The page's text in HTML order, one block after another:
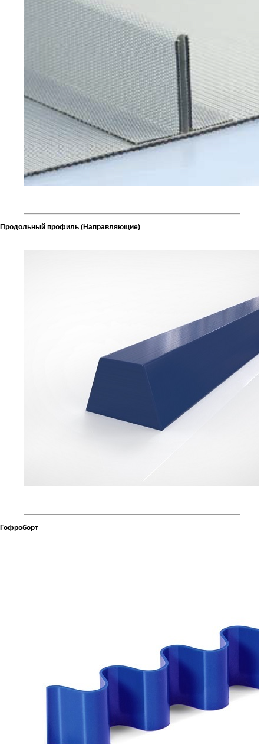
Продольный профиль (Направляющие)
Гофроборт